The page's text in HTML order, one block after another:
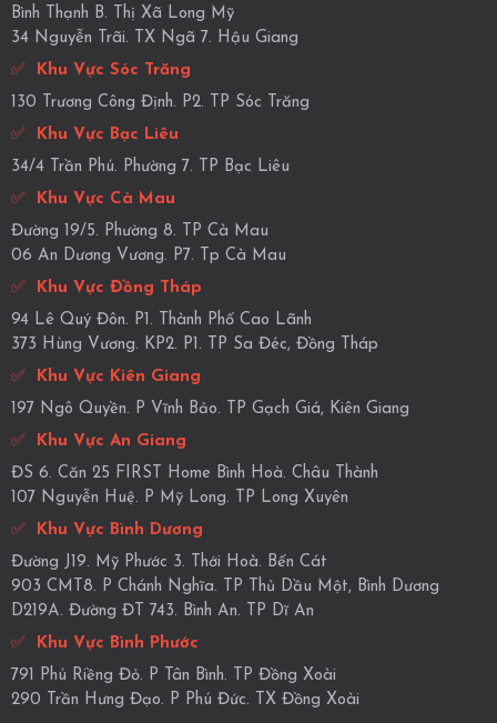
Bình Thạnh B. Thị Xã Long Mỹ
34 Nguyễn Trãi. TX Ngã 7. Hậu Giang
✅ Khu Vực Sóc Trăng
130 Trương Công Định. P2. TP Sóc Trăng
✅ Khu Vực Bạc Liêu
34/4 Trần Phú. Phường 7. TP Bạc Liêu
✅ Khu Vực Cà Mau
Đường 19/5. Phường 8. TP Cà Mau
06 An Dương Vương. P7. Tp Cà Mau
✅ Khu Vực Đồng Tháp
94 Lê Quý Đôn. P1. Thành Phố Cao Lãnh
373 Hùng Vương. KP2. P1. TP Sa Đéc, Đồng Tháp
✅ Khu Vực Kiên Giang
197 Ngô Quyền. P Vĩnh Bảo. TP Gạch Giá, Kiên Giang
✅ Khu Vực An Giang
ĐS 6. Căn 25 FIRST Home Bình Hoà. Châu Thành
107 Nguyễn Huệ. P Mỹ Long. TP Long Xuyên
✅ Khu Vực Bình Dương
Đường J19. Mỹ Phước 3. Thới Hoà. Bến Cát
903 CMT8. P Chánh Nghĩa. TP Thủ Dầu Một, Bình Dương
D219A. Đường ĐT 743. Bình An. TP Dĩ An
✅ Khu Vực Bình Phước
791 Phú Riềng Đỏ. P Tân Bình. TP Đồng Xoài
290 Trần Hưng Đạo. P Phú Đức. TX Đồng Xoài